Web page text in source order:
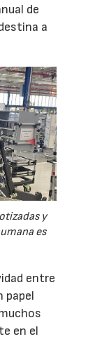
de
a
y
es
entre
papel
en el